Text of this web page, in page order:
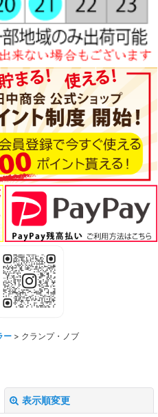
ー > クランプ・ノブ
表示順変更